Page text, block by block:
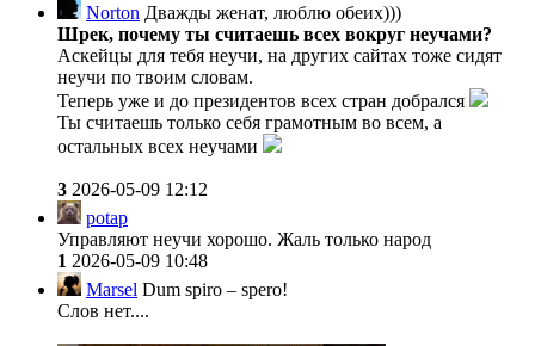
Norton Дважды женат, люблю обеих)))
Шрек, почему ты считаешь всех вокруг неучами?
Аскейцы для тебя неучи, на других сайтах тоже сидят
неучи по твоим словам.
Теперь уже и до президентов всех стран добрался
Ты считаешь только себя грамотным во всем, а
остальных всех неучами
3 2026-05-09 12:12
potap
Управляют неучи хорошо. Жаль только народ
1 2026-05-09 10:48
Marsel Dum spiro – spero!
Слов нет....